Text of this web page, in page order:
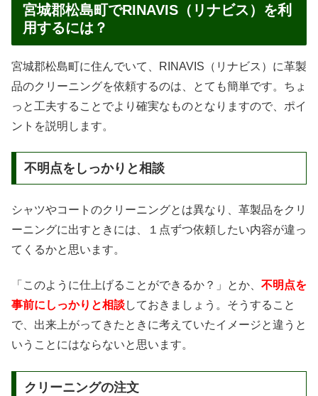
宮城郡松島町でRINAVIS（リナビス）を利
用するには？
宮城郡松島町に住んでいて、RINAVIS（リナビス）に革製
品のクリーニングを依頼するのは、とても簡単です。ちょ
っと工夫することでより確実なものとなりますので、ポイ
ントを説明します。
不明点をしっかりと相談
シャツやコートのクリーニングとは異なり、革製品をクリ
ーニングに出すときには、１点ずつ依頼したい内容が違っ
てくるかと思います。
「このように仕上げることができるか？」とか、 不明点を
事前にしっかりと相談しておきましょう。そうすること
で、出来上がってきたときに考えていたイメージと違うと
いうことにはならないと思います。
クリーニングの注文